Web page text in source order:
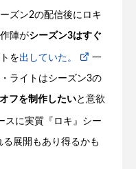
ズン2の配信後にロキ
陣がシーズン3はすぐ
を出していた。 一
ライトはシーズン3の
フを制作したいと意欲
スに実質『ロキ』シー
る展開もあり得るかも